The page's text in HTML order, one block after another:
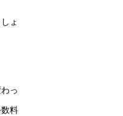
ょ
っ
料